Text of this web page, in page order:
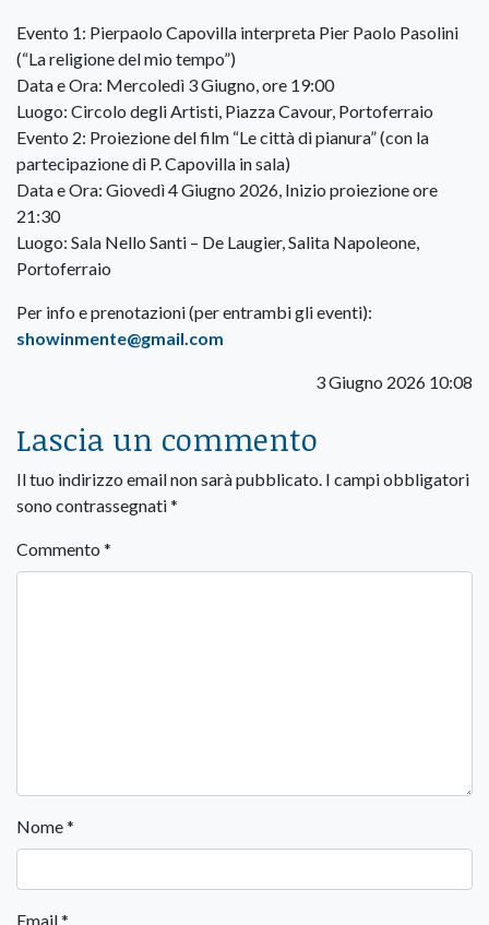
Evento 1: Pierpaolo Capovilla interpreta Pier Paolo Pasolini
(“La religione del mio tempo”)
Data e Ora: Mercoledì 3 Giugno, ore 19:00
Luogo: Circolo degli Artisti, Piazza Cavour, Portoferraio
Evento 2: Proiezione del film “Le città di pianura” (con la
partecipazione di P. Capovilla in sala)
Data e Ora: Giovedì 4 Giugno 2026, Inizio proiezione ore
21:30
Luogo: Sala Nello Santi – De Laugier, Salita Napoleone,
Portoferraio
Per info e prenotazioni (per entrambi gli eventi):
showinmente@gmail.com
3 Giugno 2026 10:08
Lascia un commento
Il tuo indirizzo email non sarà pubblicato. I campi obbligatori
sono contrassegnati*
Commento *
Nome*
Email*